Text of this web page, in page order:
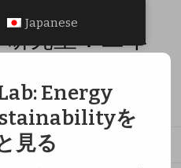
究室：エネ
済学、社会的公平性の研究
Japanese
Energy
を
見る